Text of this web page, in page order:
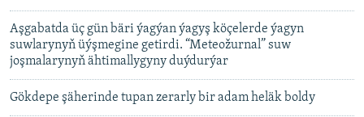
Aşgabatda üç gün bäri ýagýan ýagyş köçelerde ýagyn
suwlarynyň üýşmegine getirdi. “Meteožurnal” suw
joşmalarynyň ähtimallygyny duýdurýar
Gökdepe şäherinde tupan zerarly bir adam heläk boldy